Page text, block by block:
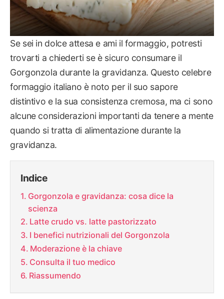
Se sei in dolce attesa e ami il formaggio, potresti
trovarti a chiederti se è sicuro consumare il
Gorgonzola durante la gravidanza. Questo celebre
formaggio italiano è noto per il suo sapore
distintivo e la sua consistenza cremosa, ma ci sono
alcune considerazioni importanti da tenere a mente
quando si tratta di alimentazione durante la
gravidanza.
Indice
Gorgonzola e gravidanza: cosa dice la
scienza
Latte crudo vs. latte pastorizzato
I benefici nutrizionali del Gorgonzola
Moderazione è la chiave
Consulta il tuo medico
Riassumendo